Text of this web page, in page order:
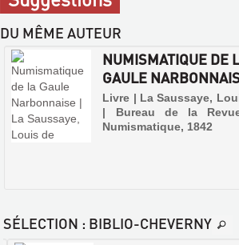
place
DU MÊME AUTEUR
NUMISMATIQUE DE
GAULE
Livre | La Saussaye,
| Bureau de la
Numismatique, 1842
SÉLECTION : BIBLIO-CHEVERNY